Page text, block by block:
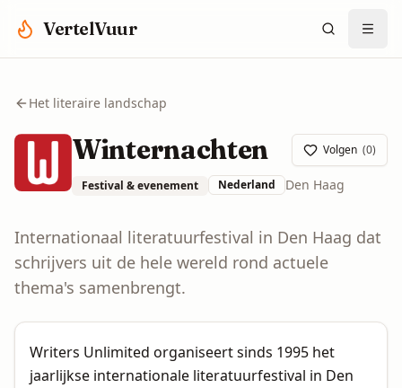
VertelVuur
Het literaire landschap
Winternachten Volgen (0)
Festival & evenement Nederland Den Haag
Internationaal literatuurfestival in Den Haag dat
schrijvers uit de hele wereld rond actuele
thema's samenbrengt.
Writers Unlimited organiseert sinds 1995 het
jaarlijkse internationale literatuurfestival in Den